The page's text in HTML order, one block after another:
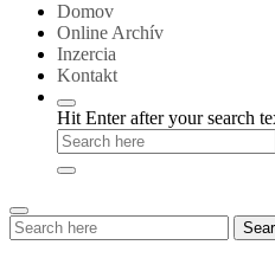
Domov
Online Archív
Inzercia
Kontakt
Hit Enter after your search
Search
for: